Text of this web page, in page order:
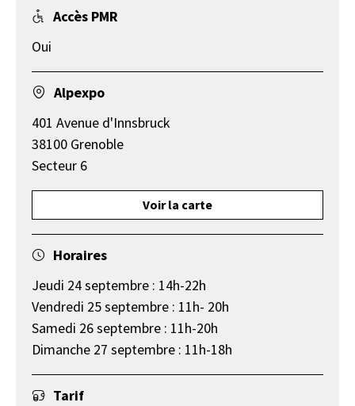
Accès PMR
Oui
Alpexpo
401 Avenue d'Innsbruck
38100 Grenoble
Secteur 6
Voir la carte
Horaires
Jeudi 24 septembre : 14h-22h​
Vendredi 25 septembre : 11h- 20h​
Samedi 26 septembre : 11h-20h ​
Dimanche 27 septembre : 11h-18h​
Tarif